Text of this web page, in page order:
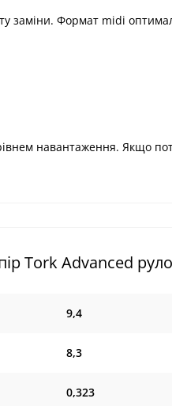
заміни. Формат midi
навантаження. Якщо
Tork Advanced
9,4
8,3
0,323